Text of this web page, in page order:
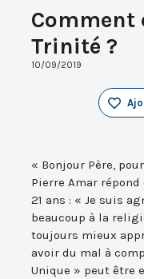
Comment
Trinité ?
10/09/2019
« Bonjour Père,
Pierre Amar
21 ans : « Je suis
beaucoup à la
toujours mieux
avoir du mal à
Unique » peut être